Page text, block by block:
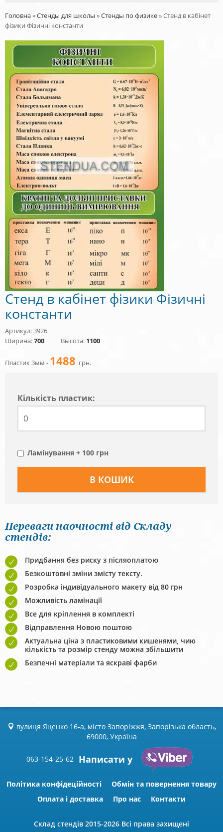
Головна»Стенды для школы »Стенды по физике»Стенд в кабінет
фізики Фізичні константи
Стенд в кабінет фізики Фізичні
константи
Артикул: 3926
Ширина:700 Высота: 1100
Пластик 3мм - 1488 грн.
Кiлькiсть пластик:
Ламінування + 100 грн
Переваги наочності від Складу
стендів:
Придбання без риску з післяоплатою
Безкоштовні зміни змісту тексту.
Розробка індивідуального макету від 80 грн
Можливість ламінації
Все для кріплення в комплекті
Відправлення Новою поштою
Актуальна ціна з пластиковими кишенями, чию
кількість та розмір стенду можна збільшити
Безпечні матеріали та яскраві фарби
вулиця Яценко 16-а, місто Запоріжжя, Запорізька область,
69000, Україна
063-154-25-62 Написати у
Політика конфідеційності
Обмін та повернення товару
Оплата і доставка
Про нас Контакти
Склад стендів 2015-2026 Всі права захищені